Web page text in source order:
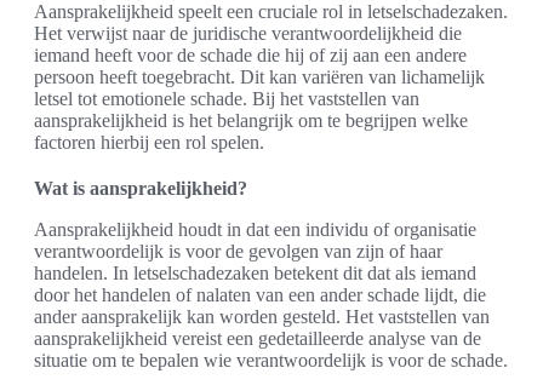
Aansprakelijkheid speelt een cruciale rol in letselschadezaken.
Het verwijst naar de juridische verantwoordelijkheid die
iemand heeft voor de schade die hij of zij aan een andere
persoon heeft toegebracht. Dit kan variëren van lichamelijk
letsel tot emotionele schade. Bij het vaststellen van
aansprakelijkheid is het belangrijk om te begrijpen welke
factoren hierbij een rol spelen.
Wat is aansprakelijkheid?
Aansprakelijkheid houdt in dat een individu of organisatie
verantwoordelijk is voor de gevolgen van zijn of haar
handelen. In letselschadezaken betekent dit dat als iemand
door het handelen of nalaten van een ander schade lijdt, die
ander aansprakelijk kan worden gesteld. Het vaststellen van
aansprakelijkheid vereist een gedetailleerde analyse van de
situatie om te bepalen wie verantwoordelijk is voor de schade.